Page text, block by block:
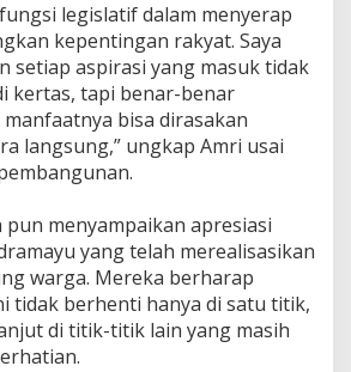
legislatif dalam menyerap
kepentingan rakyat. Saya
setiap aspirasi yang masuk tidak
kertas, tapi benar-benar
bisa dirasakan
langsung,” ungkap Amri usai
pun menyampaikan apresiasi
yang telah merealisasikan
warga. Mereka berharap
tidak berhenti hanya di satu titik,
di titik-titik lain yang masih